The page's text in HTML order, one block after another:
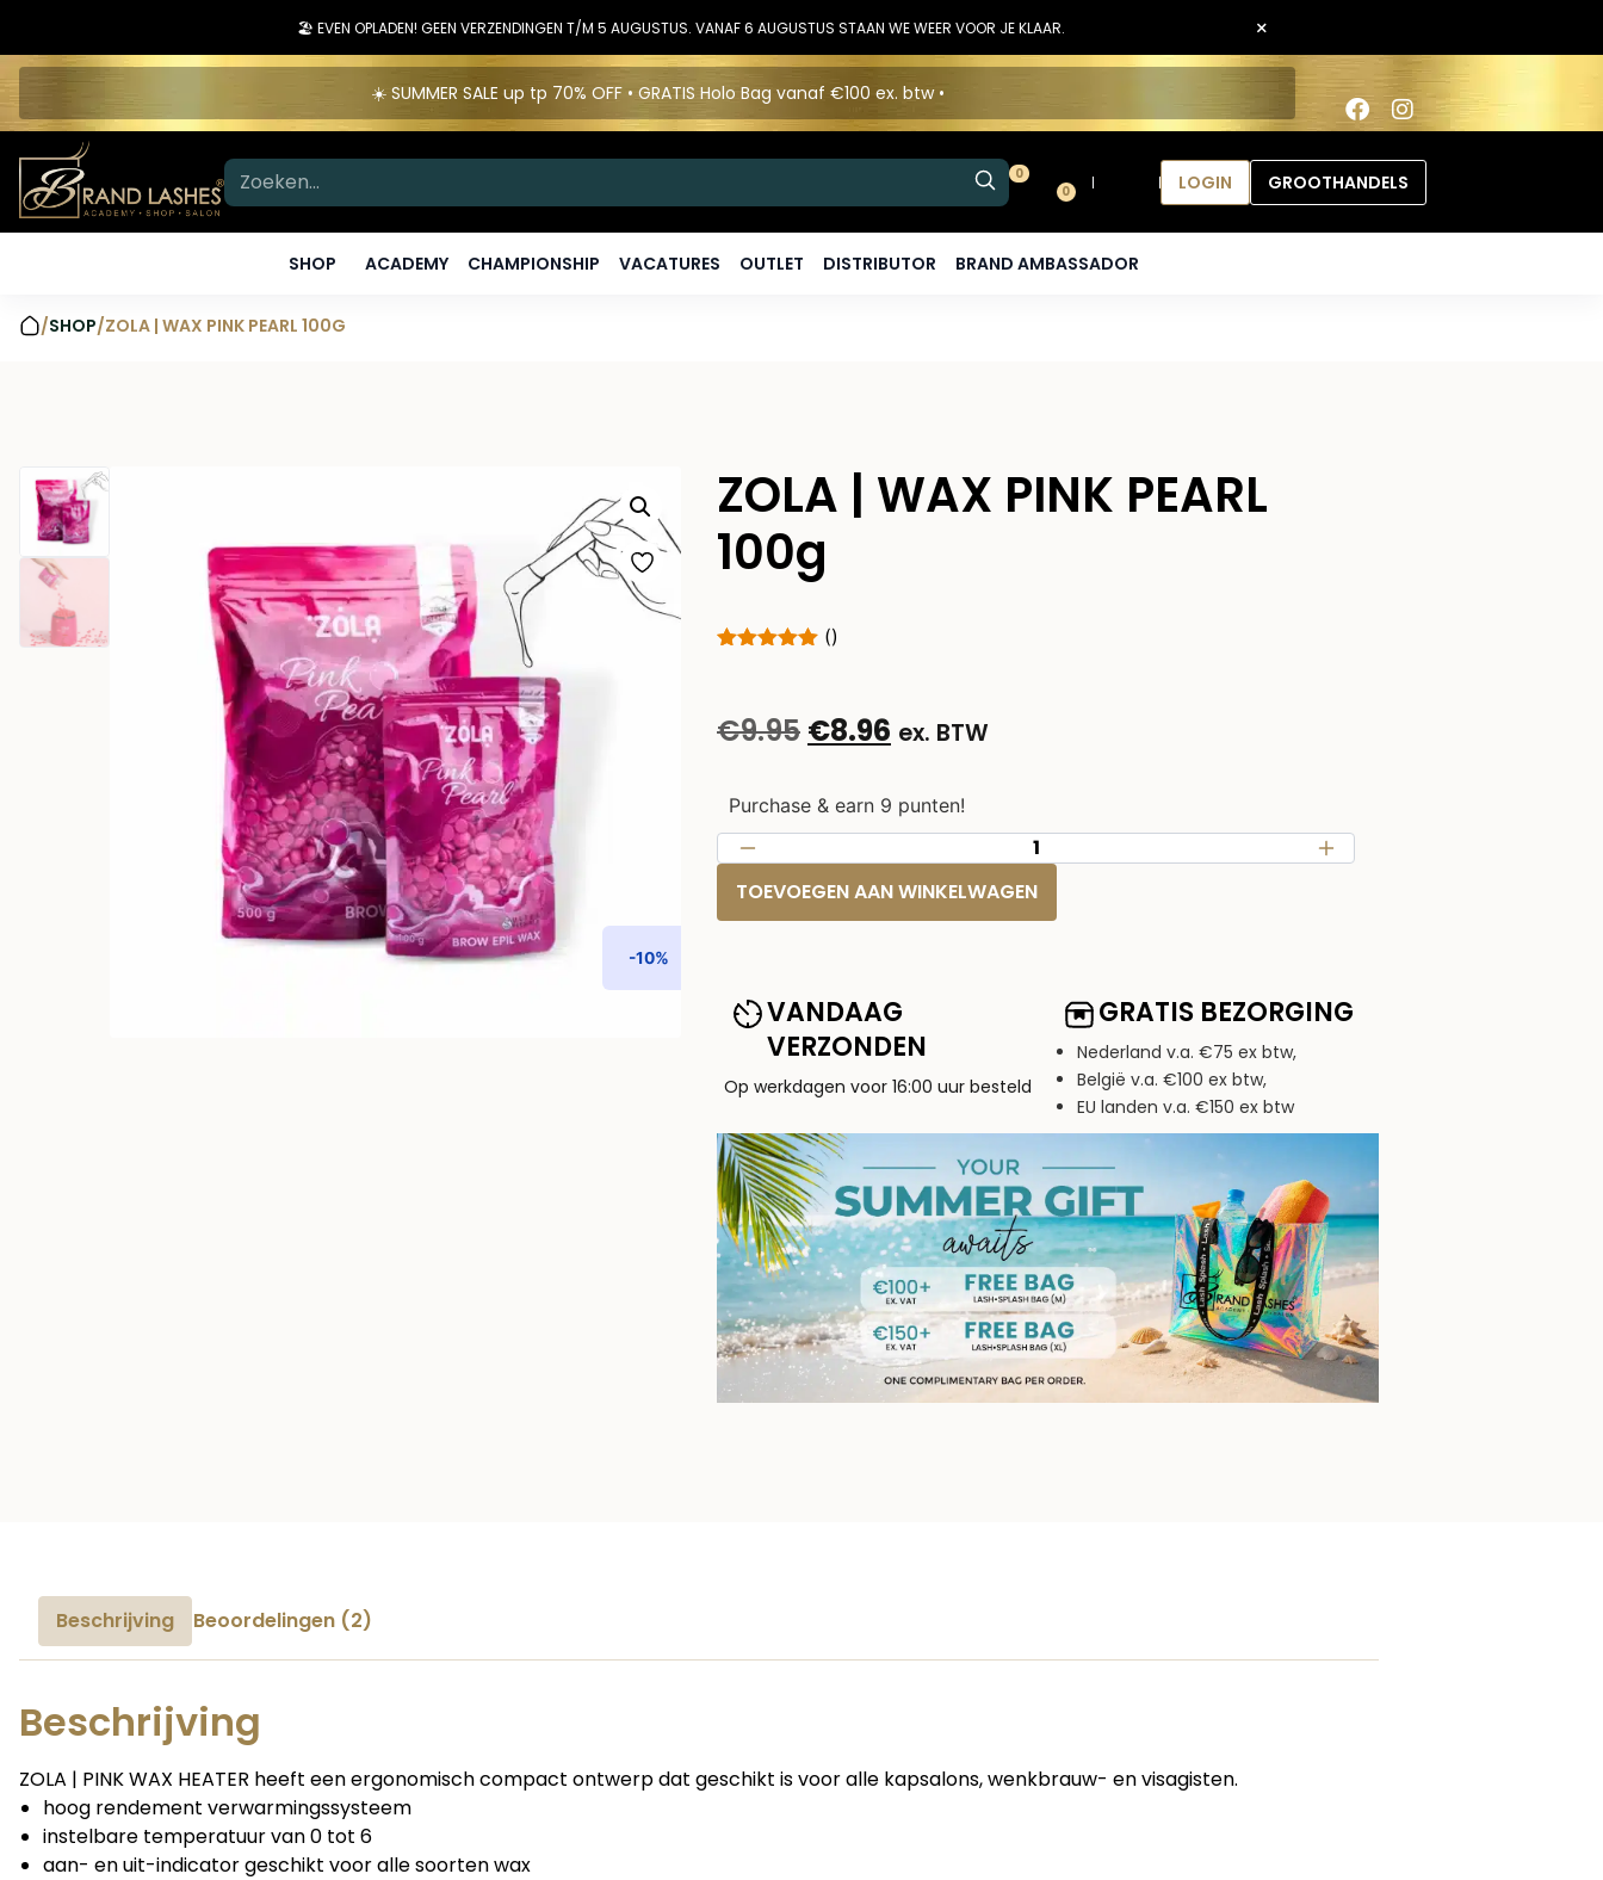
🏖️ EVEN OPLADEN! GEEN VERZENDINGEN T/M 5 AUGUSTUS. VANAF 6 AUGUSTUS STAAN WE WEER VOOR JE KLAAR. ×
☀️ SUMMER SALE up tp 70% OFF • GRATIS Holo Bag vanaf €100 ex. btw •
0
0
LOGIN GROOTHANDELS
SHOP ACADEMY CHAMPIONSHIP VACATURES OUTLET DISTRIBUTOR BRAND AMBASSADOR
/SHOP/ZOLA | WAX PINK PEARL 100G
-10%
ZOLA | WAX PINK PEARL
100g
()
€9.95 €8.96 ex. BTW
Purchase & earn 9 punten!
TOEVOEGEN AAN WINKELWAGEN
VANDAAG
VERZONDEN
Op werkdagen voor 16:00 uur besteld
GRATIS BEZORGING
Nederland v.a. €75 ex btw,
België v.a. €100 ex btw,
EU landen v.a. €150 ex btw
Beschrijving Beoordelingen (2)
Beschrijving
ZOLA | PINK WAX HEATER heeft een ergonomisch compact ontwerp dat geschikt is voor alle kapsalons, wenkbrauw- en visagisten.
hoog rendement verwarmingssysteem
instelbare temperatuur van 0 tot 6
aan- en uit-indicatorgeschikt voor alle soorten wax